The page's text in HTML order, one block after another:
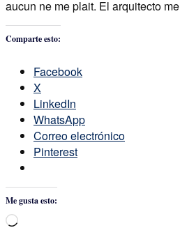
aucun ne me plait. El arquitecto me
Comparte esto:
Facebook
X
LinkedIn
WhatsApp
Correo electrónico
Pinterest
Me gusta esto:
Cargando...